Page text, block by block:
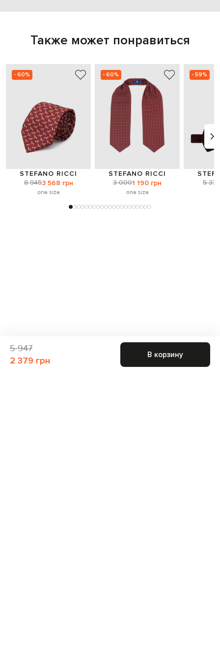
Также может понравиться
- 60%
STEFANO RICCI
8 9453 568 грн
one size
- 60%
STEFANO RICCI
3 0001 190 грн
one size
- 59%
5 378
5 947
2 379 грн
В корзину